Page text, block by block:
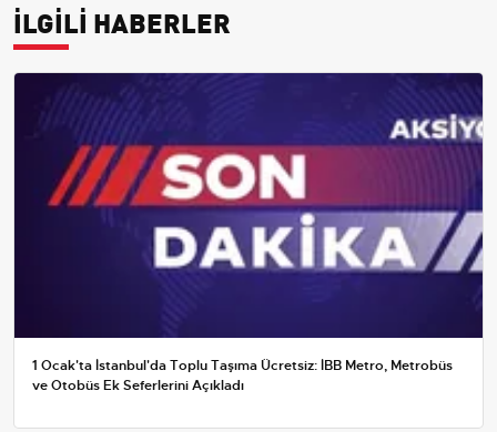
İLGİLİ HABERLER
1 Ocak'ta İstanbul'da Toplu Taşıma Ücretsiz: İBB Metro, Metrobüs
ve Otobüs Ek Seferlerini Açıkladı